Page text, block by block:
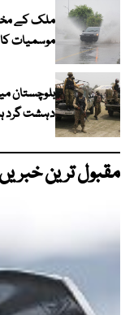
ملک کے
موسمیات
دہشت گرد
مقبول ترین خبریں